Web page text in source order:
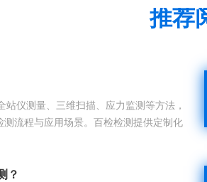
推荐
仪测量、三维扫描、应力监测等方法，
流程与应用场景。百检检测提供定制化
？